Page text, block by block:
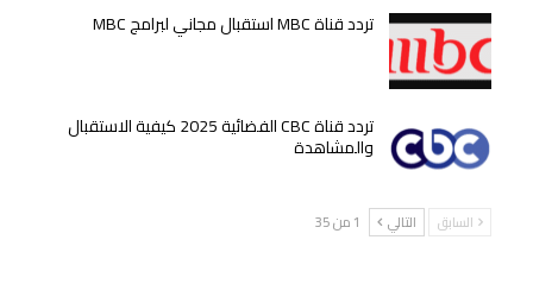
تردد قناة MBC استقبال مجاني لبرامج MBC
تردد قناة CBC الفضائية 2025 كيفية الاستقبال
والمشاهدة
السابق التالي 1 من 35